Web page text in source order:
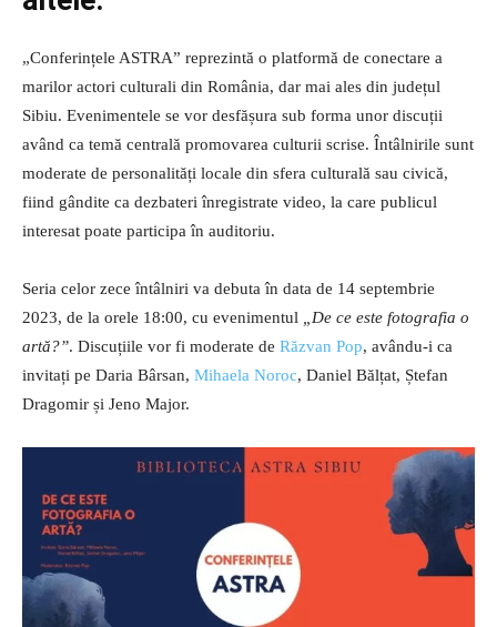
„Conferințele ASTRA” reprezintă o platformă de conectare a
marilor actori culturali din România, dar mai ales din județul
Sibiu. Evenimentele se vor desfășura sub forma unor discuții
având ca temă centrală promovarea culturii scrise. Întâlnirile sunt
moderate de personalități locale din sfera culturală sau civică,
fiind gândite ca dezbateri înregistrate video, la care publicul
interesat poate participa în auditoriu.
Seria celor zece întâlniri va debuta în data de 14 septembrie
2023, de la orele 18:00, cu evenimentul „De ce este fotografia o
artă?”. Discuțiile vor fi moderate de Răzvan Pop, avându-i ca
invitați pe Daria Bârsan, Mihaela Noroc, Daniel Bălțat, Ștefan
Dragomir și Jeno Major.